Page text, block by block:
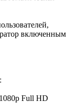
включенным
Full HD